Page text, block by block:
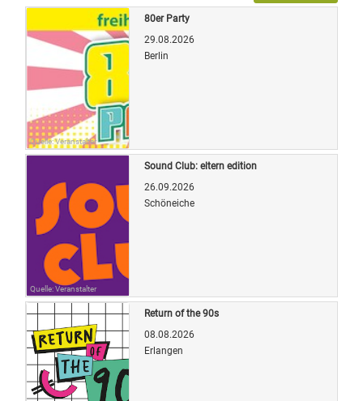
Quelle: Veranstalter
80er Party
29.08.2026
Berlin
Quelle: Veranstalter
Sound Club: eltern edition
26.09.2026
Schöneiche
Return of the 90s
08.08.2026
Erlangen